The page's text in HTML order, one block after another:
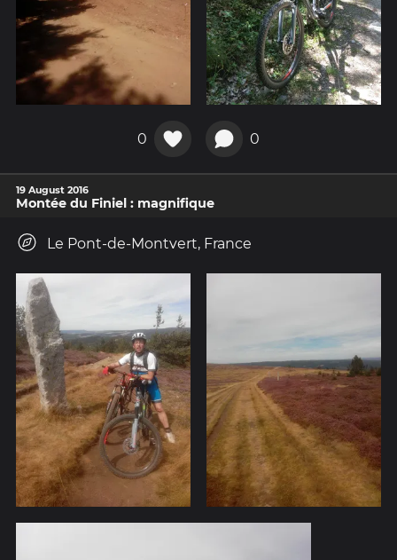
0 0
19 August 2016
Montée du Finiel : magnifique
Le Pont-de-Montvert, France